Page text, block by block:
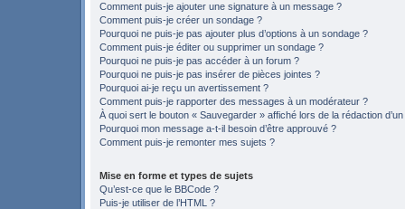
Comment puis-je ajouter une signature à un message ?
Comment puis-je créer un sondage ?
Pourquoi ne puis-je pas ajouter plus d’options à un sondage ?
Comment puis-je éditer ou supprimer un sondage ?
Pourquoi ne puis-je pas accéder à un forum ?
Pourquoi ne puis-je pas insérer de pièces jointes ?
Pourquoi ai-je reçu un avertissement ?
Comment puis-je rapporter des messages à un modérateur ?
À quoi sert le bouton « Sauvegarder » affiché lors de la rédaction
Pourquoi mon message a-t-il besoin d’être approuvé ?
Comment puis-je remonter mes sujets ?
Mise en forme et types de sujets
Qu’est-ce que le BBCode ?
Puis-je utiliser de l’HTML ?